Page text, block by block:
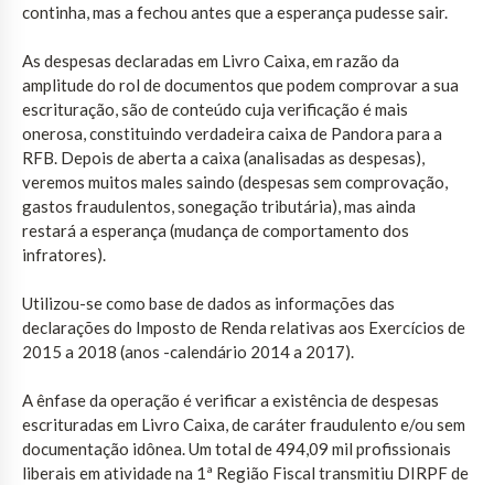
continha, mas a fechou antes que a esperança pudesse sair.
As despesas declaradas em Livro Caixa, em razão da
amplitude do rol de documentos que podem comprovar a sua
escrituração, são de conteúdo cuja verificação é mais
onerosa, constituindo verdadeira caixa de Pandora para a
RFB. Depois de aberta a caixa (analisadas as despesas),
veremos muitos males saindo (despesas sem comprovação,
gastos fraudulentos, sonegação tributária), mas ainda
restará a esperança (mudança de comportamento dos
infratores).
Utilizou-se como base de dados as informações das
declarações do Imposto de Renda relativas aos Exercícios de
2015 a 2018 (anos -calendário 2014 a 2017).
A ênfase da operação é verificar a existência de despesas
escrituradas em Livro Caixa, de caráter fraudulento e/ou sem
documentação idônea. Um total de 494,09 mil profissionais
liberais em atividade na 1ª Região Fiscal transmitiu DIRPF de